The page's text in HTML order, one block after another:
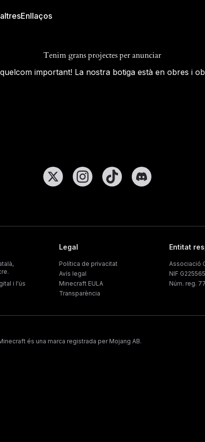
Enllaços
Tenim grans projectes per anunciar
important! La nostra botiga està en obres i
i l'ús
Legal
Política de privacitat
Avís legal
Minecraft EULA
Transparència
Entitat
Associació
NIF
Núm. reg.
és una marca registrada per Mojang AB.